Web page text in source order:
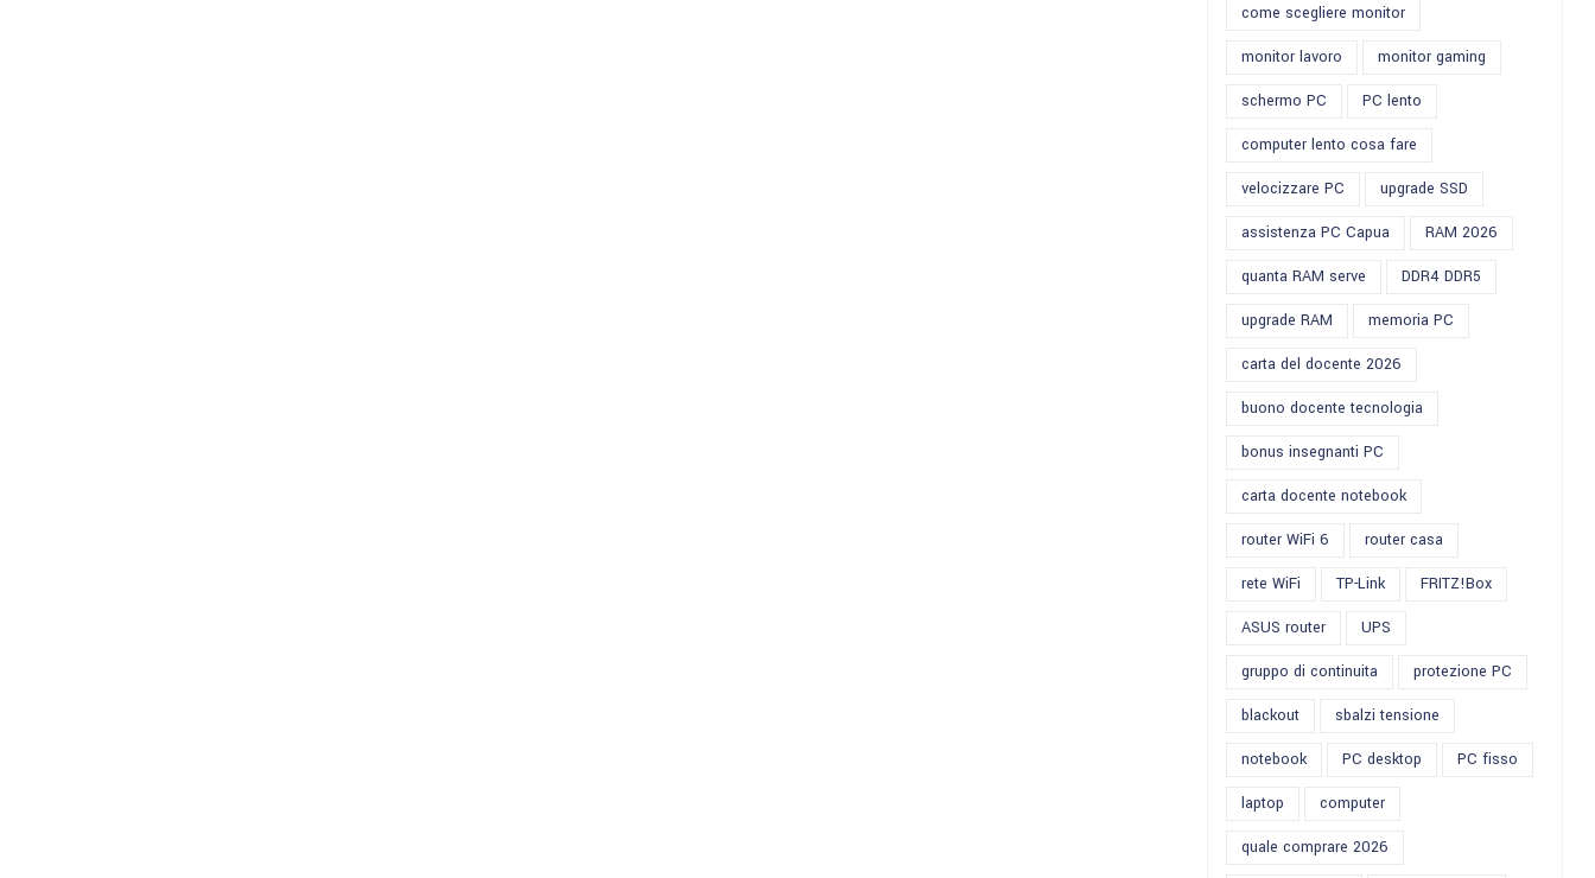
come scegliere monitor
monitor lavoro monitor gaming
schermo PC PC lento
computer lento cosa fare
velocizzare PC upgrade SSD
assistenza PC Capua RAM 2026
quanta RAM serve DDR4 DDR5
upgrade RAM memoria PC
carta del docente 2026
buono docente tecnologia
bonus insegnanti PC
carta docente notebook
router WiFi 6 router casa
rete WiFi TP-Link FRITZ!Box
ASUS router UPS
gruppo di continuita protezione PC
blackout sbalzi tensione
notebook PC desktop PC fisso
laptop computer
quale comprare 2026